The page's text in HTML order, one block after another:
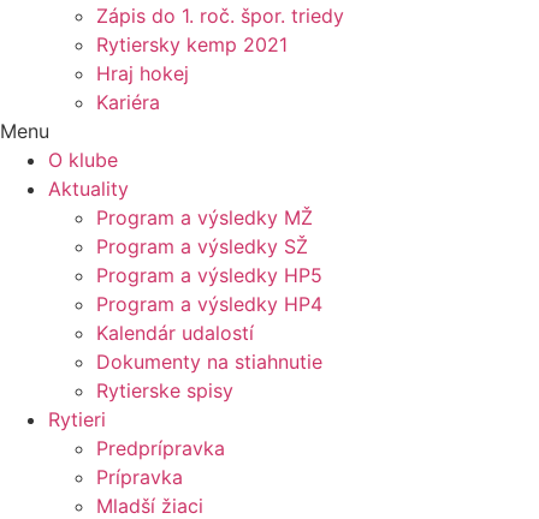
Zápis do 1. roč. špor. triedy
Rytiersky kemp 2021
Hraj hokej
Kariéra
Menu
O klube
Aktuality
Program a výsledky MŽ
Program a výsledky SŽ
Program a výsledky HP5
Program a výsledky HP4
Kalendár udalostí
Dokumenty na stiahnutie
Rytierske spisy
Rytieri
Predprípravka
Prípravka
Mladší žiaci